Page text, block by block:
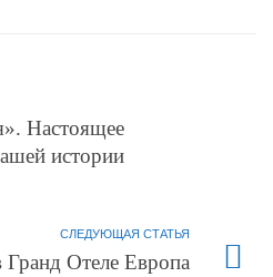
Настоящее
истории
СЛЕДУЮЩАЯ СТАТЬЯ
Гранд Отеле Европа